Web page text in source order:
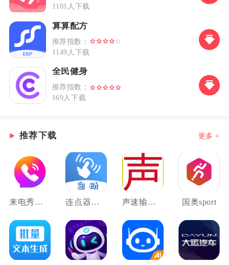
1101人下载
算算配方
推荐指数：
1149人下载
全民健身
推荐指数：
169人下载
推荐下载 更多 +
来电秀秀秀 连点器连点吧 声速输入法 国奥sport